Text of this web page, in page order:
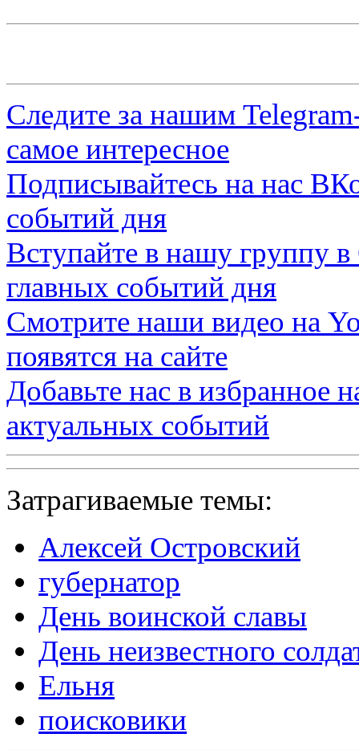
Следите за нашим
самое интересное
Подписывайтесь на нас
событий дня
Вступайте в нашу группу в
главных событий дня
Смотрите наши видео на
появятся на сайте
Добавьте нас в избранное
актуальных событий
Затрагиваемые темы:
Алексей Островский
губернатор
День воинской славы
День неизвестного
Ельня
поисковики